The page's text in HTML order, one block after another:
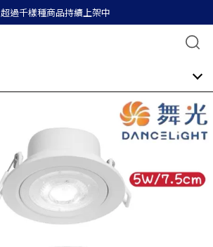
超過千樣種商品持續上架中